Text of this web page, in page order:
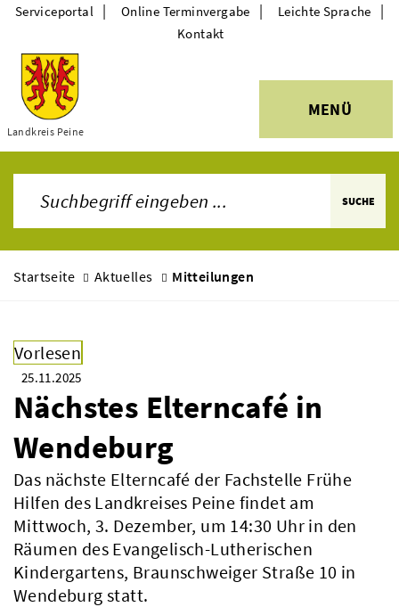
Themen
Landkreis Peine
MENÜ
Serviceportal | Online Terminvergabe | Leichte Sprache |
Kontakt
SUCHE
Startseite Aktuelles Mitteilungen
Vorlesen
25.11.2025
Nächstes Elterncafé in
Wendeburg
Das nächste Elterncafé der Fachstelle Frühe
Hilfen des Landkreises Peine findet am
Mittwoch, 3. Dezember, um 14:30 Uhr in den
Räumen des Evangelisch-Lutherischen
Kindergartens, Braunschweiger Straße 10 in
Wendeburg statt.